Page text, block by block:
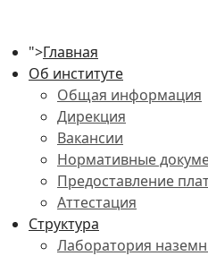
">Главная
Об институте
Общая информация
Дирекция
Вакансии
Нормативные
Предоставление
Аттестация
Структура
Лаборатория